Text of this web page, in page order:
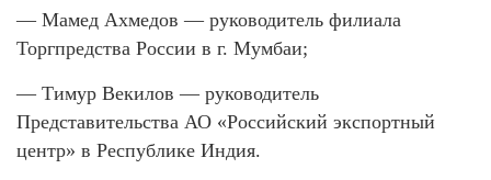
— Мамед Ахмедов — руководитель филиала
Торгпредства России в г. Мумбаи;
— Тимур Векилов — руководитель
Представительства АО «Российский экспортный
центр» в Республике Индия.